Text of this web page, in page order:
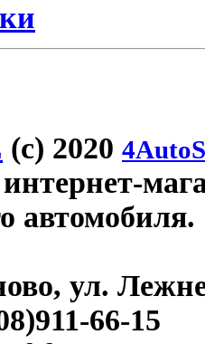
(c) 2020
автомобиля.
ул.
66-15